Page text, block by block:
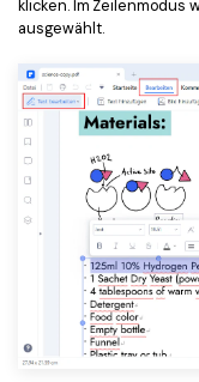
klicken. Im Zeilenmodus
ausgewählt.